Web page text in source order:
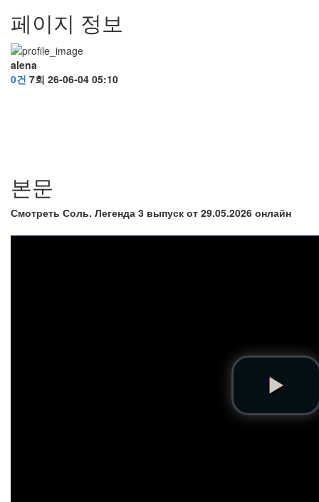
페이지 정보
alena
0건 7회 26-06-04 05:10
본문
Смотреть Соль. Легенда 3 выпуск от 29.05.2026 онлайн